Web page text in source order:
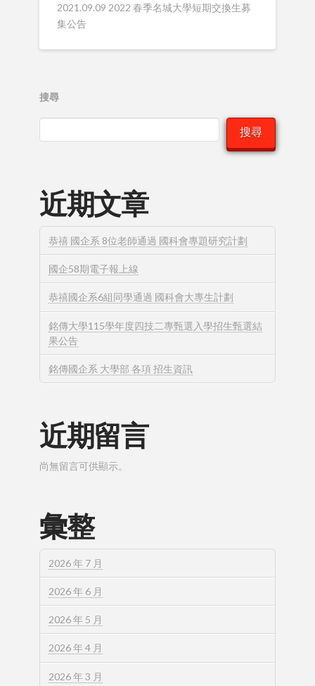
2021.09.09 2022 春季名城大學短期交換生募
集公告
搜尋
搜尋
近期文章
恭禧 國企系 8位老師通過 國科會專題研究計劃
國企58期電子報上線
恭禧國企系6組同學通過 國科會大專生計劃
銘傳大學115學年度四技二專甄選入學招生甄選結
果公告
銘傳國企系 大學部 各項 招生資訊
近期留言
尚無留言可供顯示。
彙整
2026 年 7 月
2026 年 6 月
2026 年 5 月
2026 年 4 月
2026 年 3 月